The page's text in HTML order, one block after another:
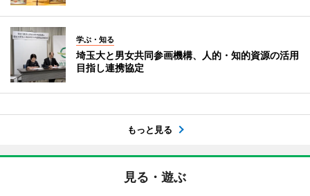
学ぶ・知る
埼玉大と男女共同参画機構、人的・知的資源の活用
目指し連携協定
もっと見る
見る・遊ぶ